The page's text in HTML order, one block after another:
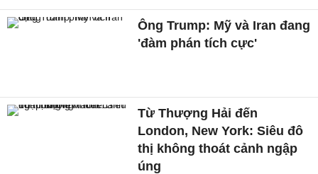
Ông Trump: Mỹ và Iran đang
'đàm phán tích cực'
Từ Thượng Hải đến
London, New York: Siêu đô
thị không thoát cảnh ngập
úng